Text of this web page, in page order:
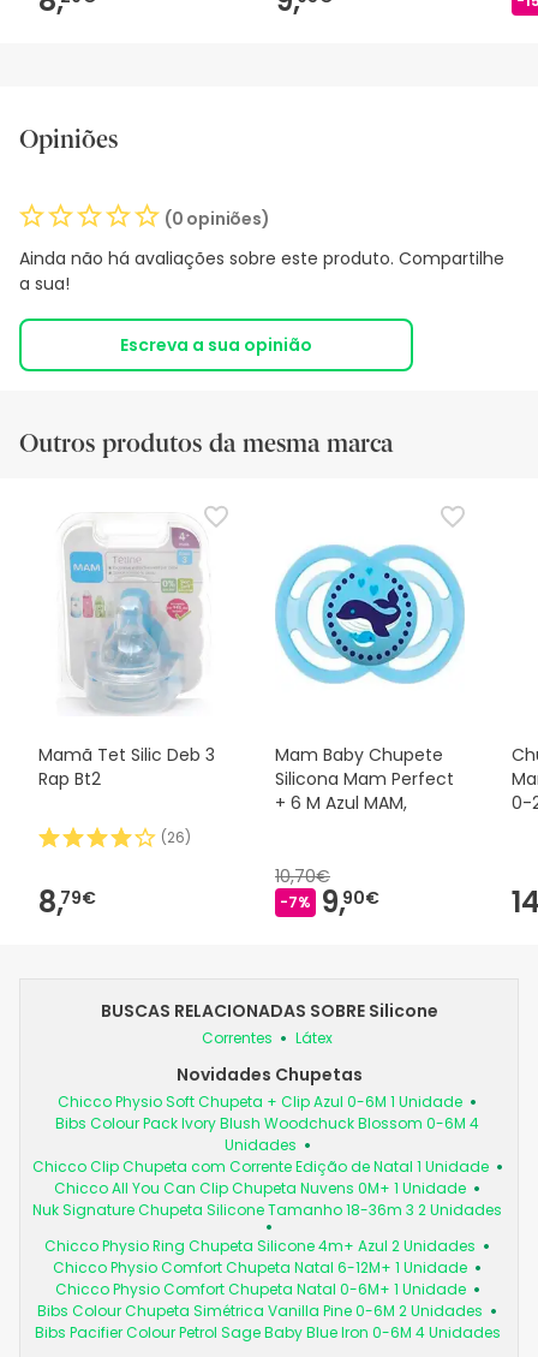
Opiniões
(0 opiniões)
Ainda não há avaliações sobre este produto. Compartilhe
a sua!
Escreva a sua opinião
Outros produtos da mesma marca
Mamã Tet Silic Deb 3
Rap Bt2
(26)
8,79€
Mam Baby Chupete
Silicona Mam Perfect
+ 6 M Azul MAM,
10,70€
-7% 9,90€
0-
BUSCAS RELACIONADAS SOBRE Silicone
Correntes Látex
Novidades Chupetas
Chicco Physio Soft Chupeta + Clip Azul 0-6M 1 Unidade
Bibs Colour Pack Ivory Blush Woodchuck Blossom 0-6M 4
Unidades
Chicco Clip Chupeta com Corrente Edição de Natal 1 Unidade
Chicco All You Can Clip Chupeta Nuvens 0M+ 1 Unidade
Nuk Signature Chupeta Silicone Tamanho 18-36m 3 2 Unidades
Chicco Physio Ring Chupeta Silicone 4m+ Azul 2 Unidades
Chicco Physio Comfort Chupeta Natal 6-12M+ 1 Unidade
Chicco Physio Comfort Chupeta Natal 0-6M+ 1 Unidade
Bibs Colour Chupeta Simétrica Vanilla Pine 0-6M 2 Unidades
Bibs Pacifier Colour Petrol Sage Baby Blue Iron 0-6M 4 Unidades